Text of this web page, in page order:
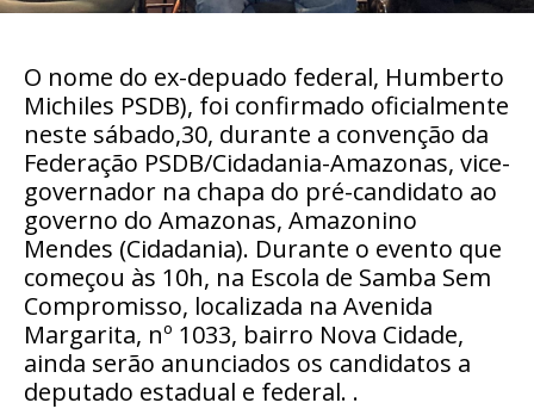
O nome do ex-depuado federal, Humberto
Michiles PSDB), foi confirmado oficialmente
neste sábado,30, durante a convenção da
Federação PSDB/Cidadania-Amazonas, vice-
governador na chapa do pré-candidato ao
governo do Amazonas, Amazonino
Mendes (Cidadania). Durante o evento que
começou às 10h, na Escola de Samba Sem
Compromisso, localizada na Avenida
Margarita, nº 1033, bairro Nova Cidade,
ainda serão anunciados os candidatos a
deputado estadual e federal. .